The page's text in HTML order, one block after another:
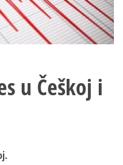
u Češkoj i